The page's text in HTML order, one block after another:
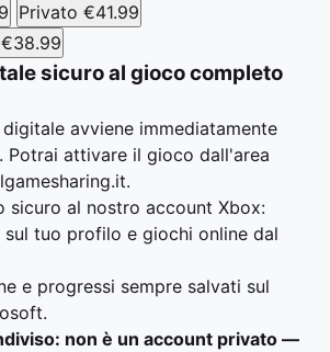
Privato €41.99
€38.99
sicuro al gioco completo
avviene immediatamente
Potrai attivare il gioco dall'area
sicuro al nostro account Xbox:
tuo profilo e giochi online dal
e progressi sempre salvati sul
non è un account privato —